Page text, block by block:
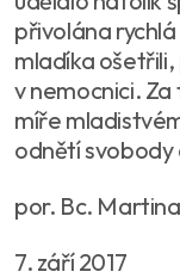
přivolána
mladíka
v nemocnici.
míře
odnětí svobody
por. Bc.
7. září 2017